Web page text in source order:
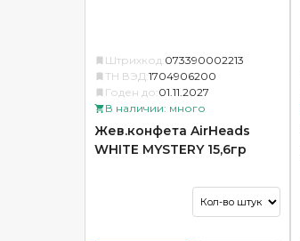
Штрихкод: 073390002213
ТН ВЭД: 1704906200
Годен до: 01.11.2027
В наличии: много
Жев.конфета AirHeads
WHITE MYSTERY 15,6гр